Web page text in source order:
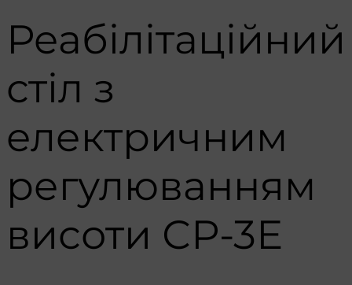
Реабілітаційний
стіл з
електричним
регулюванням
висоти СР-3Е